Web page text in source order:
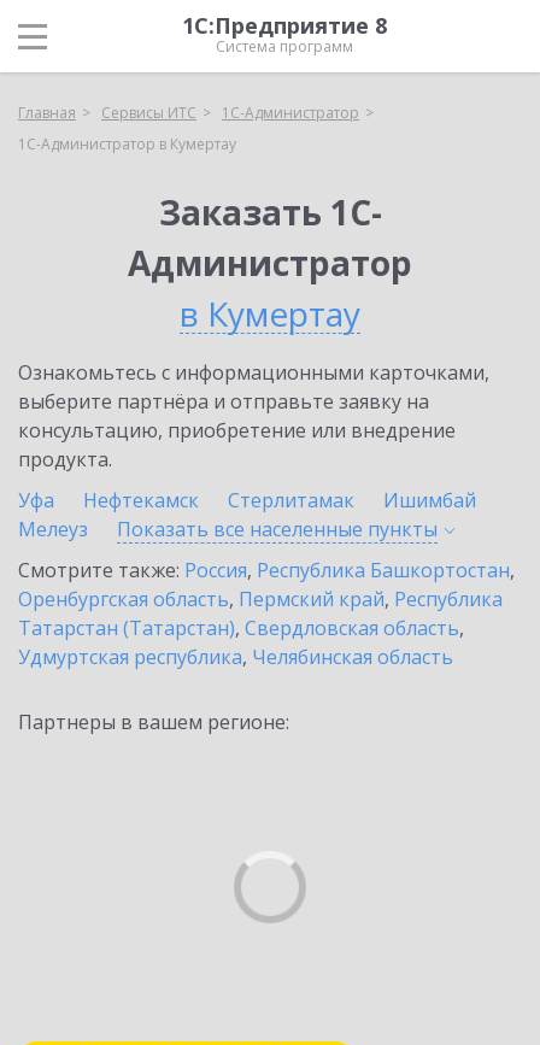
1С:Предприятие 8
Система программ
Главная Сервисы ИТС
1С-Администратор
1С-Администратор в Кумертау
Заказать 1С-
Администратор
в Кумертау
Ознакомьтесь с информационными карточками,
выберите партнёра и отправьте заявку на
консультацию, приобретение или внедрение
продукта.
Уфа
Нефтекамск Стерлитамак
Ишимбай
Мелеуз
Показать все населенные пункты
Смотрите также: Россия, Республика Башкортостан,
Оренбургская область, Пермский край, Республика
Татарстан (Татарстан), Свердловская область,
Удмуртская республика, Челябинская область
Партнеры в вашем регионе: